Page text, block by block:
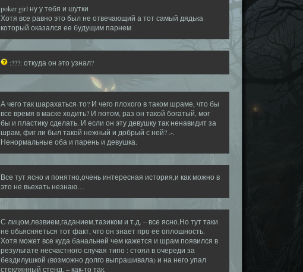
poker girl ну у тебя и шутки
Хотя все равно это был не отвечающий а тот самый дядька
который оказался ее будущим парнем
:???: откуда он это узнал?
А чего так шарахаться-то? И чего плохого в таком шраме, что бы
все время в маске ходить? И потом, раз он такой богатый, мог
бы и пластику сделать. И если он эту девушку так ненавидит за
шрам, фиг ли был такой нежный и добрый с ней? .-.
Ненормальные оба и парень и девушка.
Все тут ясно и понятно,очень интересная история,и как можно в
это не вьехать незнаю…
С лицом,лезвием,гаданием,тазиком и т.д. – все ясно.Но тут таки
не обьясняеться тот факт, что он знает про ее оплошность.
Хотя может все куда банальней чем кажется и шрам появился в
результате несчастного случая типо : стоял в очереди за
бездилушкой (возможно долго выпрашивала) и на него упал
стеклянный стенд. – как-то так.